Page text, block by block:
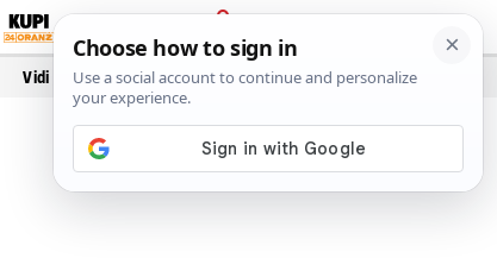
PRIJAVA
Vidi još…